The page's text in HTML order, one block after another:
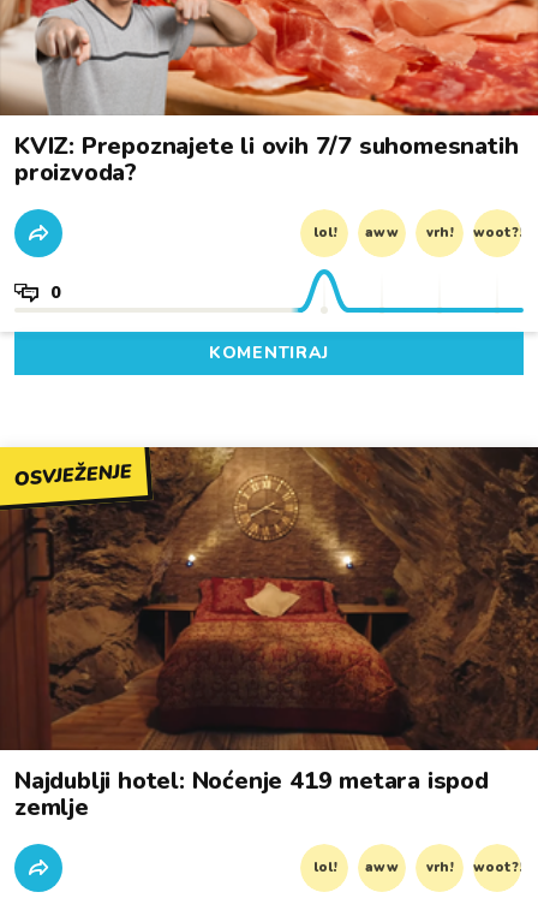
KVIZ: Prepoznajete li ovih 7/7 suhomesnatih
proizvoda?
lol! aww vrh! woot?!
0
KOMENTIRAJ
OSVJEŽENJE
Najdublji hotel: Noćenje 419 metara ispod
zemlje
lol! aww vrh! woot?!